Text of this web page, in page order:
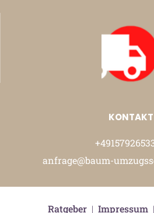
KONTAKT
anfrage@baum-
Ratgeber| Impressum|